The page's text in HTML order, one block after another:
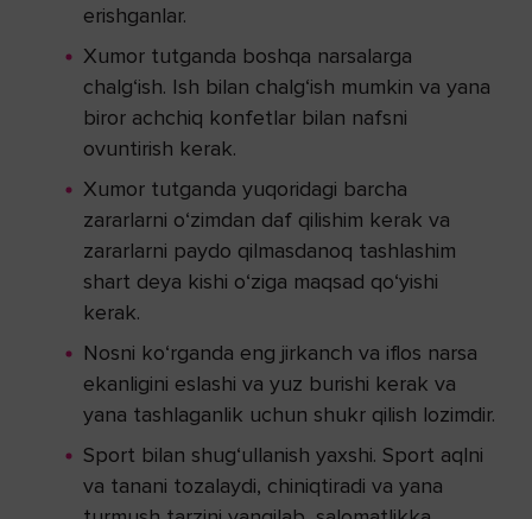
erishganlar.
Xumor tutganda boshqa narsalarga
chalg‘ish. Ish bilan chalg‘ish mumkin va yana
biror achchiq konfetlar bilan nafsni
ovuntirish kerak.
Xumor tutganda yuqoridagi barcha
zararlarni o‘zimdan daf qilishim kerak va
zararlarni paydo qilmasdanoq tashlashim
shart deya kishi o‘ziga maqsad qo‘yishi
kerak.
Nosni ko‘rganda eng jirkanch va iflos narsa
ekanligini eslashi va yuz burishi kerak va
yana tashlaganlik uchun shukr qilish lozimdir.
Sport bilan shug‘ullanish yaxshi. Sport aqlni
va tanani tozalaydi, chiniqtiradi va yana